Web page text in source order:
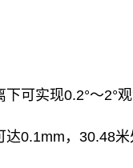
可实现0.2°～2°
0.1mm，30.48米